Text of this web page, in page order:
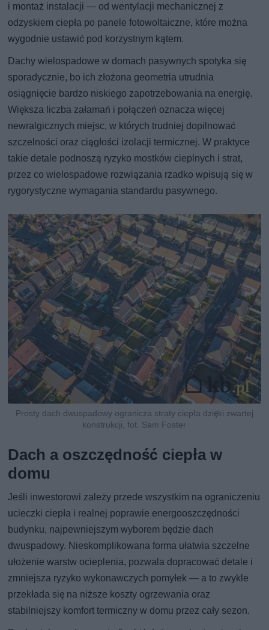
i montaż instalacji — od wentylacji mechanicznej z
odzyskiem ciepła po panele fotowoltaiczne, które można
wygodnie ustawić pod korzystnym kątem.
Dachy wielospadowe w domach pasywnych spotyka się
sporadycznie, bo ich złożona geometria utrudnia
osiągnięcie bardzo niskiego zapotrzebowania na energię.
Większa liczba załamań i połączeń oznacza więcej
newralgicznych miejsc, w których trudniej dopilnować
szczelności oraz ciągłości izolacji termicznej. W praktyce
takie detale podnoszą ryzyko mostków cieplnych i strat,
przez co wielospadowe rozwiązania rzadko wpisują się w
rygorystyczne wymagania standardu pasywnego.
Prosty dach dwuspadowy ogranicza straty ciepła dzięki zwartej
konstrukcji, fot. Sam Foster
Dach a oszczędność ciepła w
domu
Jeśli inwestorowi zależy przede wszystkim na ograniczeniu
ucieczki ciepła i realnej poprawie energooszczędności
budynku, najpewniejszym wyborem będzie dach
dwuspadowy. Nieskomplikowana forma ułatwia szczelne
ułożenie warstw ocieplenia, pozwala dopracować detale i
zmniejsza ryzyko wykonawczych pomyłek — a to zwykle
przekłada się na niższe koszty ogrzewania oraz
stabilniejszy komfort termiczny w domu przez cały sezon.